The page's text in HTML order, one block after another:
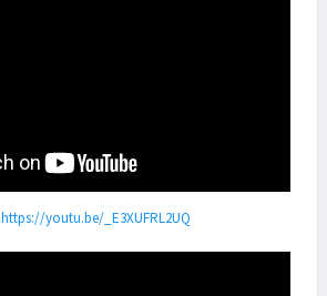
https://youtu.be/_E3XUFRL2UQ